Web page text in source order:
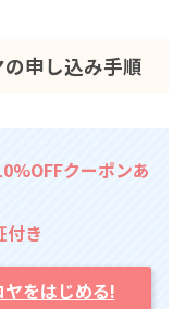
の申し込み手順
クーポンあ
付き
をはじめる!